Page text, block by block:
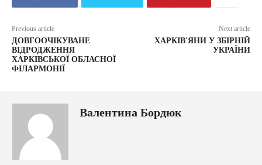
Previous article
ДОВГООЧІКУВАНЕ
ВІДРОДЖЕННЯ
ХАРКІВСЬКОЇ ОБЛАСНОЇ
ФІЛАРМОНІЇ
Next article
ХАРКІВ'ЯНИ У ЗБІРНІЙ
УКРАЇНИ
Валентина Бордюк